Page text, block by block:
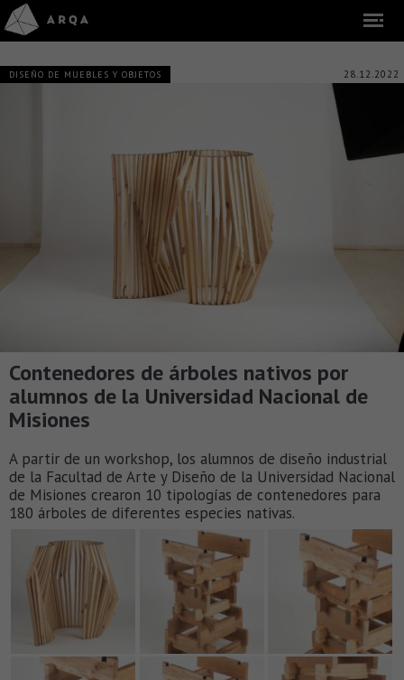
DISEÑO DE MUEBLES Y OBJETOS 28.12.2022
Contenedores de árboles nativos por
alumnos de la Universidad Nacional de
Misiones
A partir de un workshop, los alumnos de diseño industrial
de la Facultad de Arte y Diseño de la Universidad Nacional
de Misiones crearon 10 tipologías de contenedores para
180 árboles de diferentes especies nativas.